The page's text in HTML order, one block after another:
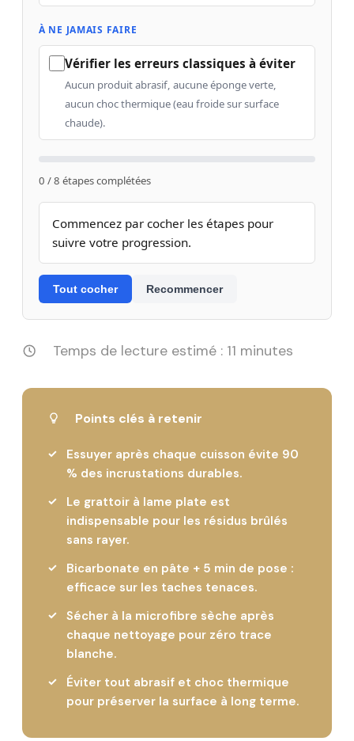
À NE JAMAIS FAIRE
Vérifier les erreurs classiques à éviter
Aucun produit abrasif, aucune éponge verte,
aucun choc thermique (eau froide sur surface
chaude).
0 / 8 étapes complétées
Commencez par cocher les étapes pour
suivre votre progression.
Tout cocher Recommencer
Temps de lecture estimé : 11 minutes
Points clés à retenir
Essuyer après chaque cuisson évite 90
% des incrustations durables.
Le grattoir à lame plate est
indispensable pour les résidus brûlés
sans rayer.
Bicarbonate en pâte + 5 min de pose :
efficace sur les taches tenaces.
Sécher à la microfibre sèche après
chaque nettoyage pour zéro trace
blanche.
Éviter tout abrasif et choc thermique
pour préserver la surface à long terme.